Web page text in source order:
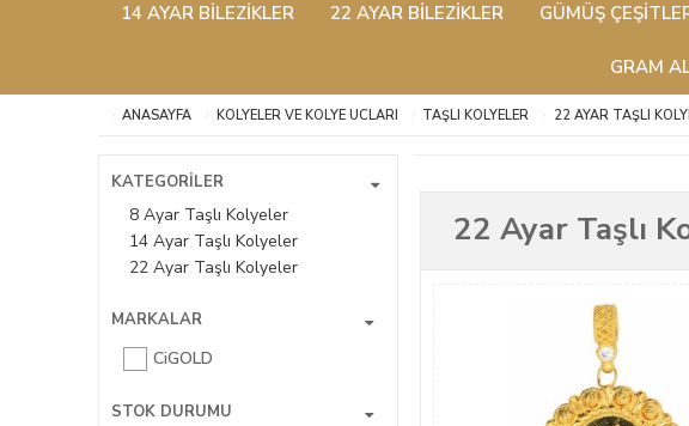
14 AYAR BILEZIKLER 22 AYAR BILEZIKLER GÜMÜŞ
GRAM
ANASAYFA KOLYELER VE KOLYE UCLARI TAŞLI KOLYELER 22 AYAR TAŞLI
KATEGORİLER
8 Ayar Taşlı Kolyeler
14 Ayar Taşlı Kolyeler
22 Ayar Taşlı Kolyeler
MARKALAR
CiGOLD
STOK DURUMU
22 Ayar Taşlı